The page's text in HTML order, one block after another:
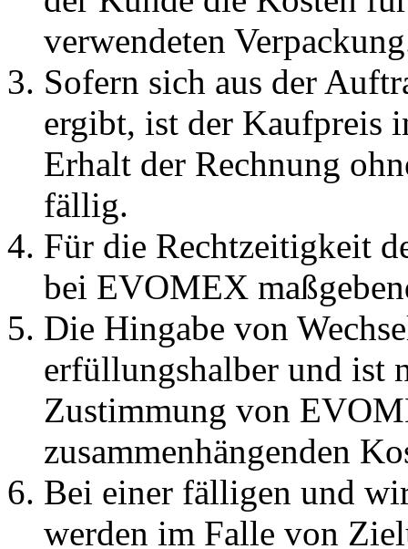
verwendeten
Sofern sich aus der
ergibt, ist der Kaufpreis
Erhalt der Rechnung
fällig.
Für die Rechtzeitigkeit
bei EVOMEX
Die Hingabe von
erfüllungshalber und ist
Zustimmung von
zusammenhängenden
Bei einer fälligen und
werden im Falle von